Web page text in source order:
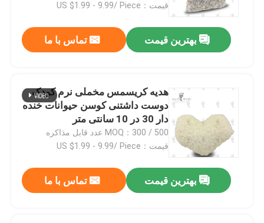
صفحه اصلی
فیلم های
درباره ما
تور کارخانه
قیمت：US $1.99 - 9.99/ Piece
بهترین قیمت تماس با ما
هدیه کریسمس مخملی نرم کودک
دوست داشتنی کوسن حیوانات خنده
دار 30 در 10 سانتی متر
MOQ：300 / 500 عدد قابل مذاکره
قیمت：US $1.99 - 9.99/ Piece
بهترین قیمت تماس با ما